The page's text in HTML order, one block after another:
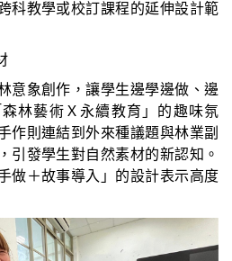
科教學或校訂課程的延伸設計範
意象創作，讓學生邊學邊做、邊
林藝術Ｘ永續教育」的趣味氛
作則連結到外來種議題與林業副
引發學生對自然素材的新認知。
做＋故事導入」的設計表示高度